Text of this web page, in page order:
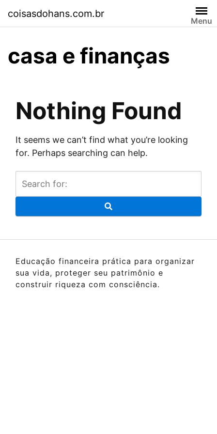
content
coisasdohans.com.br
Menu
casa e finanças
Nothing Found
It seems we can’t find what you’re looking
for. Perhaps searching can help.
Educação financeira prática para organizar
sua vida, proteger seu patrimônio e
construir riqueza com consciência.